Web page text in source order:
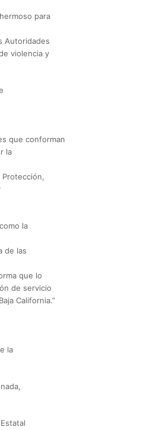
para
Autoridades
violencia y
que conforman
la
la
de las
que lo
de servicio
California.”
la